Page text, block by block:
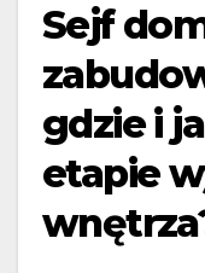
Sejf
gdzie i
etapie